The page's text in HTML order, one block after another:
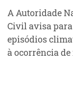
A Autoridade
Civil avisa para
episódios
à ocorrência